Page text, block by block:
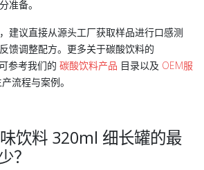
准备。
建议直接从源头工厂获取样品进行口感测
馈调整配方。更多关于碳酸饮料的
参考我们的 碳酸饮料产品 目录以及 OEM服
流程与案例。
饮料 320ml 细长罐的最
？